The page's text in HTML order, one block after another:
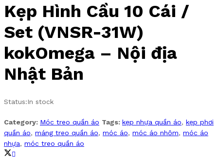
Kẹp Hình Cầu 10 Cái /
Set (VNSR-31W)
kokOmega – Nội địa
Nhật Bản
Status:In stock
Category: Móc treo quần áo Tags: kẹp nhựa quần áo, kẹp phơi
quần áo, máng treo quần áo, móc áo, móc áo nhôm, móc áo
nhựa, móc treo quần áo